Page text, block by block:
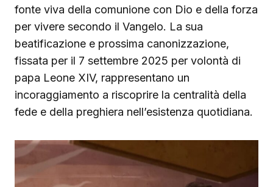
fonte viva della comunione con Dio e della forza
per vivere secondo il Vangelo. La sua
beatificazione e prossima canonizzazione,
fissata per il 7 settembre 2025 per volontà di
papa Leone XIV, rappresentano un
incoraggiamento a riscoprire la centralità della
fede e della preghiera nell’esistenza quotidiana.